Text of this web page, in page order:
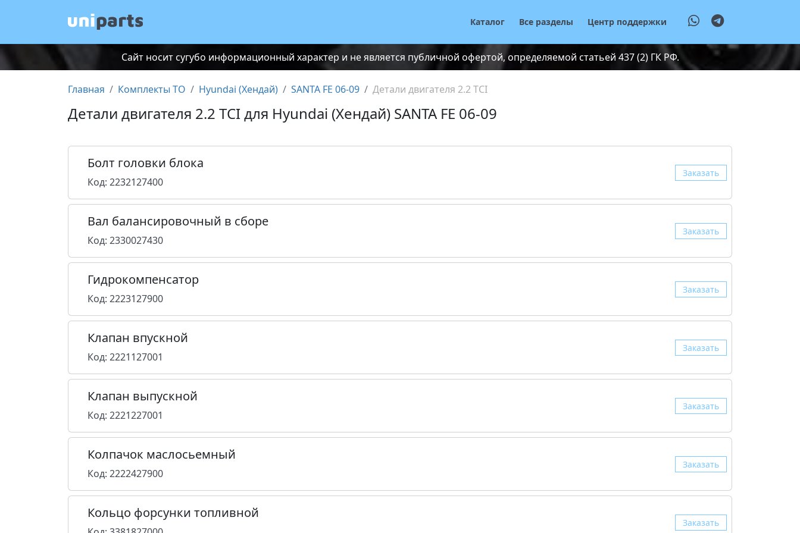
Каталог Все разделы Центр поддержки
Сайт носит сугубо информационный характер и не является публичной офертой, определяемой статьей 437 (2) ГК РФ.
Главная Комплекты ТО Hyundai (Хендай) SANTA FE 06-09 Детали двигателя 2.2 TCI
Детали двигателя 2.2 TCI для Hyundai (Хендай) SANTA FE 06-09
Болт головки блока
Код: 2232127400
Заказать
Вал балансировочный в сборе
Код: 2330027430
Заказать
Гидрокомпенсатор
Код: 2223127900
Заказать
Клапан впускной
Код: 2221127001
Заказать
Клапан выпускной
Код: 2221227001
Заказать
Колпачок маслосьемный
Код: 2222427900
Заказать
Кольцо форсунки топливной
Заказать